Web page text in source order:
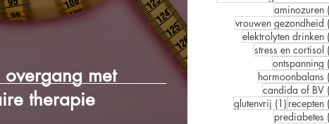
met
therapie
aminozuren
vrouwen gezondheid
elektrolyten drinken
stress en cortisol
ontspanning
hormoonbalans
candida of BV
glutenvrij (1) 1 post
recepten
prediabetes